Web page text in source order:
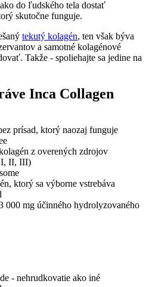
do ľudského tela dostať
skutočne funguje.
tekutý kolagén, ten však býva
a samotné kolagénové
Takže - spoliehajte sa jedine na
Inca Collagen
prísad, ktorý naozaj funguje
z overených zdrojov
I, II, III)
ktorý sa výborne vstrebáva
000 mg účinného hydrolyzovaného
- nehrudkovatie ako iné